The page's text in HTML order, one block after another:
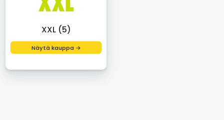
XXL (5)
Näytä kauppa →